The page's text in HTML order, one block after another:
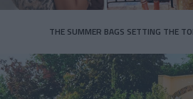
THE SUMMER BAGS SETTING THE